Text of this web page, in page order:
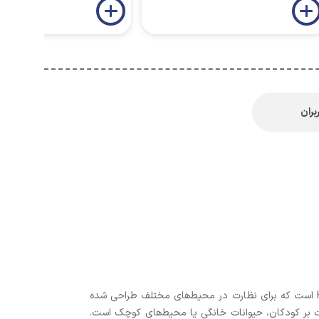
، یک دوربین امنیتی بی‌سیم با کیفیت HD است که برای نظارت در محیط‌های مختلف طراحی شده
بر کودکان، حیوانات خانگی یا محیط‌های کوچک است.